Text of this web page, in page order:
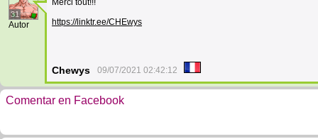
31
Autor
Merci tout!!!
https://linktr.ee/CHEwys
Chewys 09/07/2021 02:42:12
Comentar en Facebook